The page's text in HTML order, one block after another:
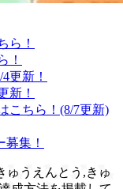
ら！
！
更新！
新！
こちら！(8/7更新)
集！
ゅうえんとう,きゅ